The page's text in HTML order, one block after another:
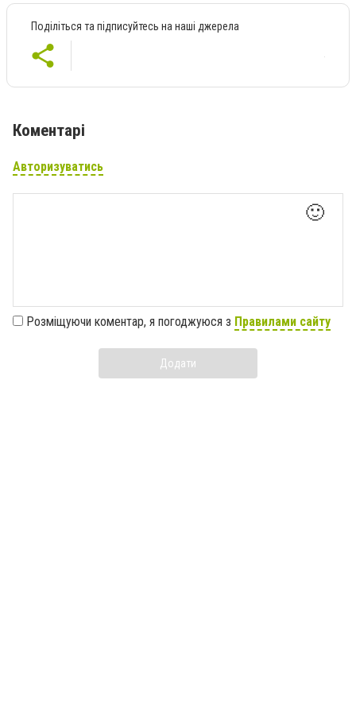
Поділіться та підписуйтесь на наші джерела
Коментарі
Авторизуватись
🙂
Розміщуючи коментар, я погоджуюся з Правилами сайту
Додати